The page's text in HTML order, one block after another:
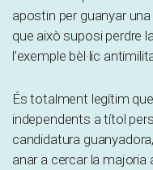
apostin per guanyar
que això suposi perdre
l’exemple bèl·lic
És totalment legítim
independents a títol
candidatura
anar a cercar la